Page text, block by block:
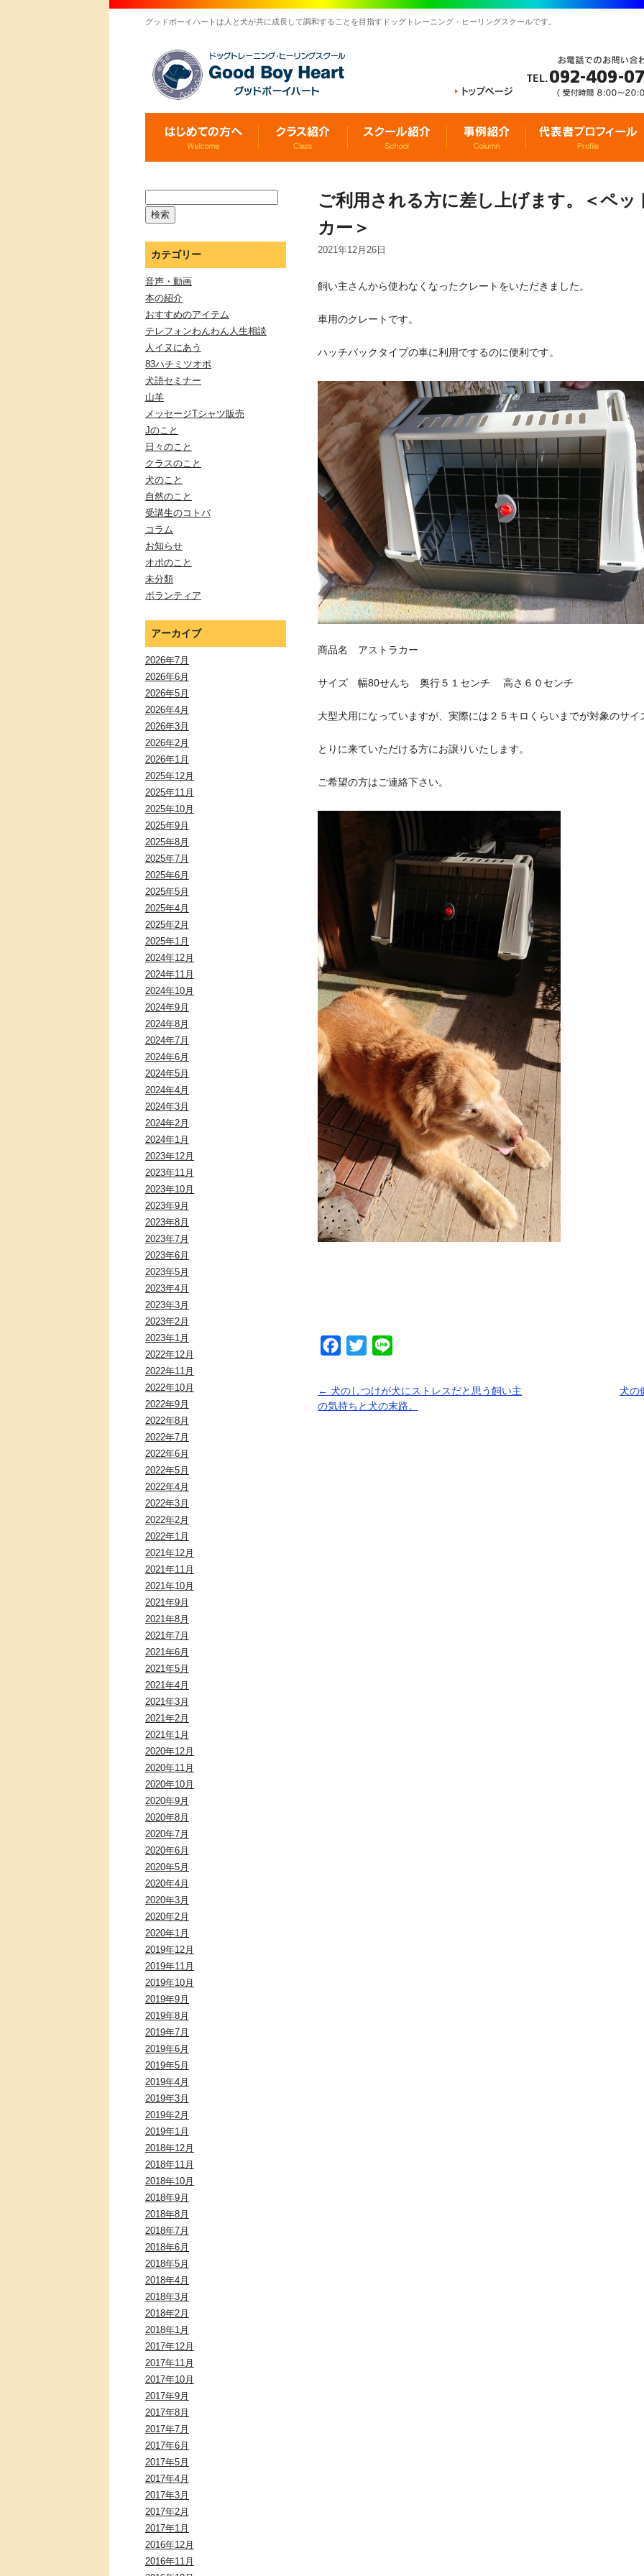
グッドボーイハートは人と犬が共に成長して調和することを目指すドッグトレーニング・ヒーリングスクールです。
カテゴリー
音声・動画
本の紹介
おすすめのアイテム
テレフォンわんわん人生相談
人イヌにあう
83ハチミツオポ
犬語セミナー
山羊
メッセージTシャツ販売
Jのこと
日々のこと
クラスのこと
犬のこと
自然のこと
受講生のコトバ
コラム
お知らせ
オポのこと
未分類
ボランティア
アーカイブ
2026年7月
2026年6月
2026年5月
2026年4月
2026年3月
2026年2月
2026年1月
2025年12月
2025年11月
2025年10月
2025年9月
2025年8月
2025年7月
2025年6月
2025年5月
2025年4月
2025年2月
2025年1月
2024年12月
2024年11月
2024年10月
2024年9月
2024年8月
2024年7月
2024年6月
2024年5月
2024年4月
2024年3月
2024年2月
2024年1月
2023年12月
2023年11月
2023年10月
2023年9月
2023年8月
2023年7月
2023年6月
2023年5月
2023年4月
2023年3月
2023年2月
2023年1月
2022年12月
2022年11月
2022年10月
2022年9月
2022年8月
2022年7月
2022年6月
2022年5月
2022年4月
2022年3月
2022年2月
2022年1月
2021年12月
2021年11月
2021年10月
2021年9月
2021年8月
2021年7月
2021年6月
2021年5月
2021年4月
2021年3月
2021年2月
2021年1月
2020年12月
2020年11月
2020年10月
2020年9月
2020年8月
2020年7月
2020年6月
2020年5月
2020年4月
2020年3月
2020年2月
2020年1月
2019年12月
2019年11月
2019年10月
2019年9月
2019年8月
2019年7月
2019年6月
2019年5月
2019年4月
2019年3月
2019年2月
2019年1月
2018年12月
2018年11月
2018年10月
2018年9月
2018年8月
2018年7月
2018年6月
2018年5月
2018年4月
2018年3月
2018年2月
2018年1月
2017年12月
2017年11月
2017年10月
2017年9月
2017年8月
2017年7月
2017年6月
2017年5月
2017年4月
2017年3月
2017年2月
2017年1月
2016年12月
2016年11月
ご利用される方に差し上げます。＜ペ
カー＞
2021年12月26日
飼い主さんから使わなくなったクレートをいただきました。
車用のクレートです。
ハッチバックタイプの車に利用でするのに便利です。
商品名 アストラカー
サイズ 幅80せんち 奥行５１センチ 高さ６０センチ
大型犬用になっていますが、実際には２５キロくらいまでが対象のサイ
とりに来ていただける方にお譲りいたします。
ご希望の方はご連絡下さい。
Facebook
Twitter
← 犬のしつけが犬にストレスだと思う飼い主
の気持ちと犬の末路。
犬の